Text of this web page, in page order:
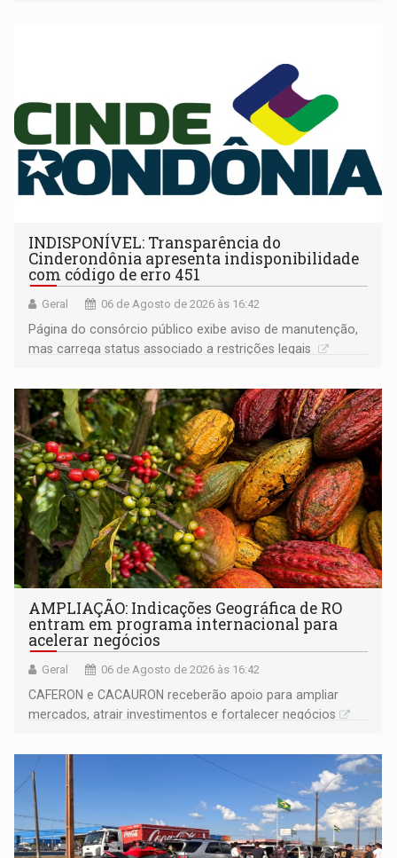
INDISPONÍVEL: Transparência do
Cinderondônia apresenta indisponibilidade
com código de erro 451
Geral 06 de Agosto de 2026 às 16:42
Página do consórcio público exibe aviso de manutenção,
mas carrega status associado a restrições legais
AMPLIAÇÃO: Indicações Geográfica de RO
entram em programa internacional para
acelerar negócios
Geral 06 de Agosto de 2026 às 16:42
CAFERON e CACAURON receberão apoio para ampliar
mercados, atrair investimentos e fortalecer negócios